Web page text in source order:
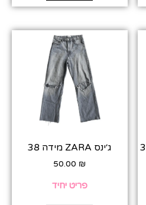
ג׳ינס ZARA מידה 38
50.00 ₪
פריט יחיד